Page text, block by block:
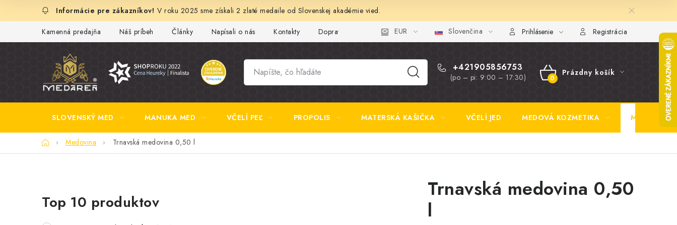
V roku 2025 sme získali 2 zlaté medaile od Slovenskej akadémie vied.
Kamenná predajňa Náš príbeh Články Napísali o nás Kontakty Doprava a platba Najčastejšie otázky FAQ Fotogaléria Obchodné podmienky Ochrana
EUR Slovenčina Prihlásenie Registrácia
+421905856753
(po – pi: 9:00 – 17:30)
NÁKUPNÝ
KOŠÍK
Prázdny košík
SLOVENSKÝ MED MANUKA MED VČELÍ PEĽ PROPOLIS MATERSKÁ KAŠIČKA VČELÍ JED MEDOVÁ KOZMETIKA MEDOVINA
DomovMedovina Trnavská medovina 0,50 l
o
Top 10 produktov
Trnavská medovina 0,50
l